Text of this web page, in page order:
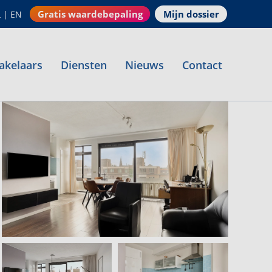
| EN Gratis waardebepaling Mijn dossier
Diensten Nieuws Contact